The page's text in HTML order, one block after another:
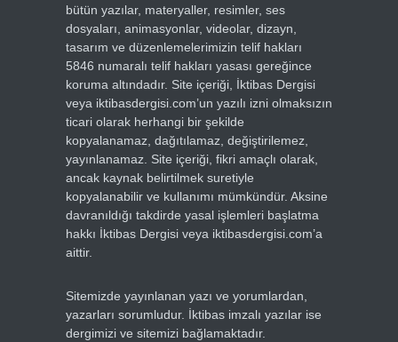
bütün yazılar, materyaller, resimler, ses
dosyaları, animasyonlar, videolar, dizayn,
tasarım ve düzenlemelerimizin telif hakları
5846 numaralı telif hakları yasası gereğince
koruma altındadır. Site içeriği, İktibas Dergisi
veya iktibasdergisi.com’un yazılı izni olmaksızın
ticari olarak herhangi bir şekilde
kopyalanamaz, dağıtılamaz, değiştirilemez,
yayınlanamaz. Site içeriği, fikri amaçlı olarak,
ancak kaynak belirtilmek suretiyle
kopyalanabilir ve kullanımı mümkündür. Aksine
davranıldığı takdirde yasal işlemleri başlatma
hakkı İktibas Dergisi veya iktibasdergisi.com’a
aittir.
Sitemizde yayınlanan yazı ve yorumlardan,
yazarları sorumludur. İktibas imzalı yazılar ise
dergimizi ve sitemizi bağlamaktadır.